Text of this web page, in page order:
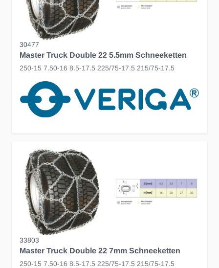
30477
Master Truck Double 22 5.5mm Schneeketten
250-15 7.50-16 8.5-17.5 225/75-17.5 215/75-17.5
33803
Master Truck Double 22 7mm Schneeketten
250-15 7.50-16 8.5-17.5 225/75-17.5 215/75-17.5